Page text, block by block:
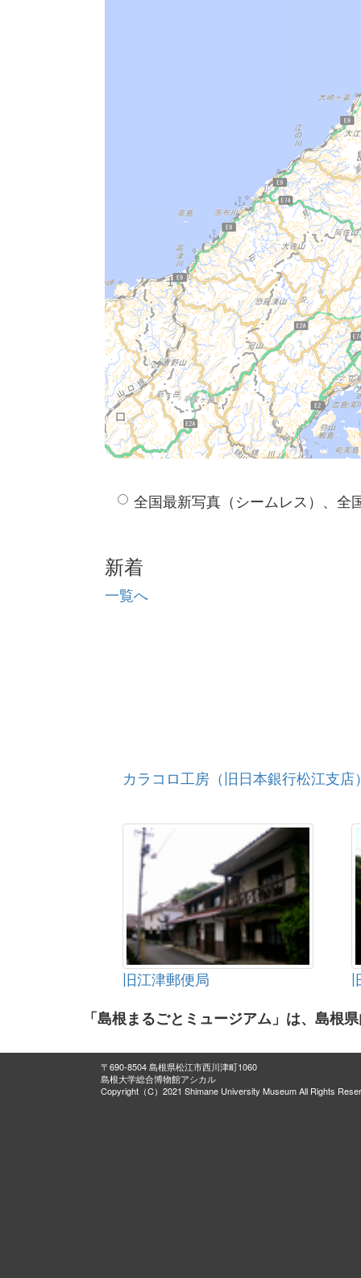
全国最新写真（シームレス）、全
新着
一覧へ
カラコロ工房（旧日本銀行松江支店
旧江津郵便局
「島根まるごとミュージアム」は、島根
〒690-8504 島根県松江市西川津町1060
島根大学総合博物館アシカル
Copyright（C）2021 Shimane University Museum All Rights